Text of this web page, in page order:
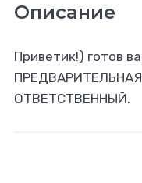
Описание
Приветик!) готов
ОТВЕТСТВЕННЫЙ.